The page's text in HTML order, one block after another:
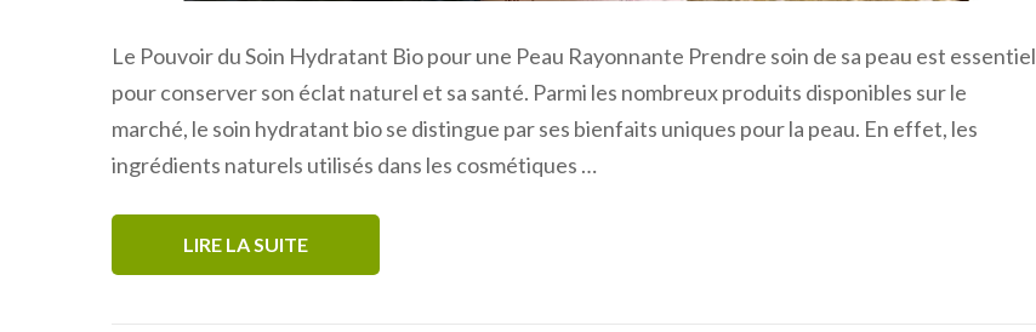
Le Pouvoir du Soin Hydratant Bio pour une Peau Rayonnante Prendre soin de sa peau est essentiel
pour conserver son éclat naturel et sa santé. Parmi les nombreux produits disponibles sur le
marché, le soin hydratant bio se distingue par ses bienfaits uniques pour la peau. En effet, les
ingrédients naturels utilisés dans les cosmétiques …
LIRE LA SUITE